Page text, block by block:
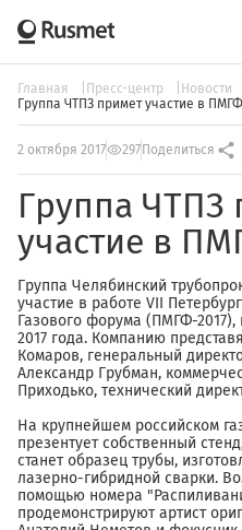
Главная Пресс-центр
Новости
Группа ЧТПЗ примет участие в
2 октября 2017 297 Поделиться
Группа ЧТПЗ
участие в
Группа Челябинский
участие в работе VII
Газового форума (ПМГФ-2017),
2017 года. Компанию
Комаров, генеральный
Александр Грубман,
Приходько, технический
На крупнейшем российском
презентует собственный
станет образец трубы,
лазерно-гибридной сварки.
помощью номера
продемонстрируют артист